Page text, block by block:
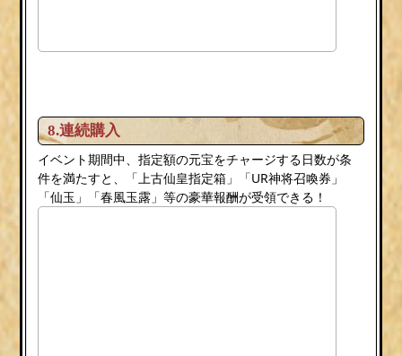
8.連続購入
イベント期間中、指定額の元宝をチャージする日数が条
件を満たすと、「上古仙皇指定箱」「UR神将召喚券」
「仙玉」「春風玉露」等の豪華報酬が受領できる！